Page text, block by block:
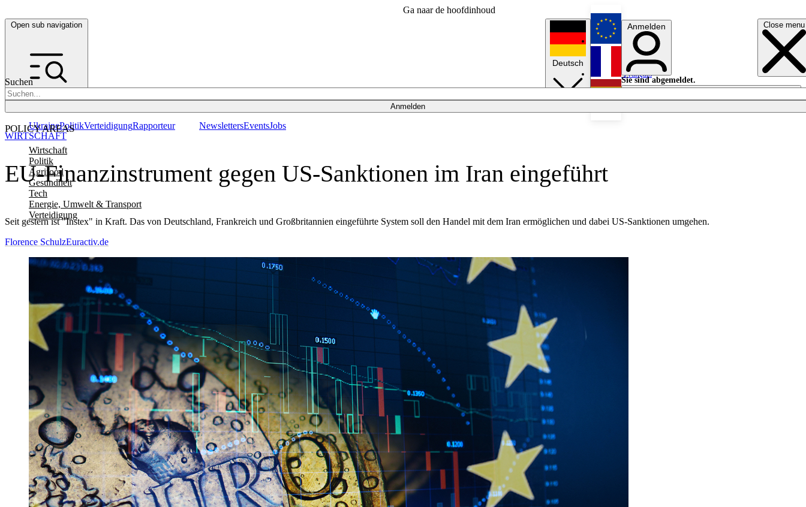
Ga naar de hoofdinhoud
Open sub navigation Close menu
Suchen
Anmelden
POLICY AREAS
Wirtschaft
Politik
Agrifood
Gesundheit
Tech
Energie, Umwelt & Transport
Verteidigung
UkrainePolitikVerteidigungRapporteur NewslettersEventsJobs
Deutsch
English
Français
Anmelden
Sie sind abgemeldet.
Anmelden
Licht aus
EU-Finanzinstrument gegen US-Sanktionen im Iran eingeführt
Seit gestern ist "Instex" in Kraft. Das von Deutschland, Frankreich und Großbritannien eingeführte System soll den Handel mit dem Iran ermöglichen und dabei US-Sanktionen umgehen.
WIRTSCHAFT
Florence SchulzEuractiv.de